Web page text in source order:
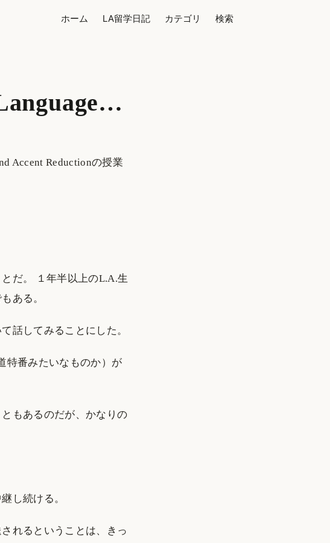
ホーム LA留学日記 カテゴリ 検索
Accent Reductionの授業
だ。 １年半以上のL.A.生
ある。
話してみることにした。
特番みたいなものか）が
もあるのだが、かなりの
し続ける。
れるということは、きっ